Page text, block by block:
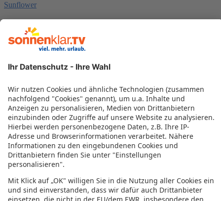
Sunflower
The Diplomat
The Palace
The Victoria
The Waterfront
Topaz